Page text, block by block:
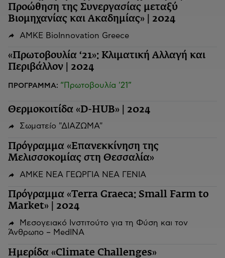
Προώθηση της Συνεργασίας μεταξύ
Βιομηχανίας και Ακαδημίας» | 2024
ΑΜΚΕ BioInnovation Greece
«Πρωτοβουλία ‘21»: Κλιματική Αλλαγή και
Περιβάλλον | 2024
ΠΡΟΓΡΑΜΜΑ: “Πρωτοβουλία '21”
Θερμοκοιτίδα «D-HUB» | 2024
Σωματείο "ΔΙΑΖΩΜΑ"
Πρόγραμμα «Επανεκκίνηση της
Μελισσοκομίας στη Θεσσαλία»
ΑΜΚΕ ΝΕΑ ΓΕΩΡΓΙΑ ΝΕΑ ΓΕΝΙΑ
Πρόγραμμα «Terra Graeca: Small Farm to
Market» | 2024
Μεσογειακό Ινστιτούτο για τη Φύση και τον
Άνθρωπο – MedINA
Ημερίδα «Climate Challenges»